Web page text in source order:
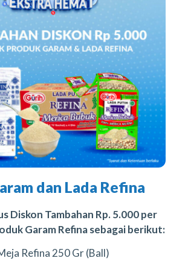
dan Lada Refina
Diskon Tambahan Rp. 5.000 per
Garam Refina sebagai berikut:
Refina 250 Gr (Ball)